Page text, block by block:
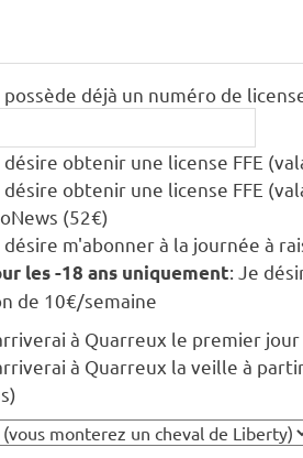
possède déjà un numéro de
désire obtenir une license FFE
désire obtenir une license FFE
(52€)
désire m'abonner à la journée à
les -18 ans uniquement: Je
de 10€/semaine
à Quarreux le premier
à Quarreux la veille à